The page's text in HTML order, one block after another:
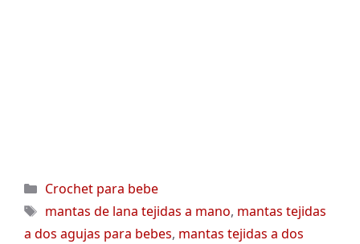
Categorías
Crochet para bebe
Etiquetas
mantas de lana tejidas a mano, mantas tejidas
a dos agujas para bebes, mantas tejidas a dos